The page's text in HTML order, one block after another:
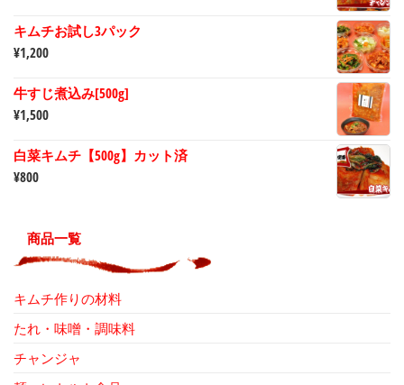
キムチお試し3パック
¥1,200
牛すじ煮込み[500g]
¥1,500
白菜キムチ【500g】カット済
¥800
商品一覧
キムチ作りの材料
たれ・味噌・調味料
チャンジャ